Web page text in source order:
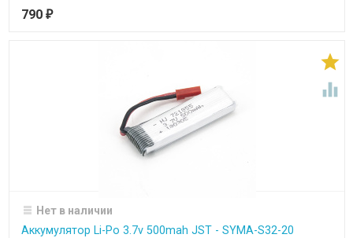
790 ₽


Нет в наличии
Аккумулятор Li-Po 3.7v 500mah JST - SYMA-S32-20